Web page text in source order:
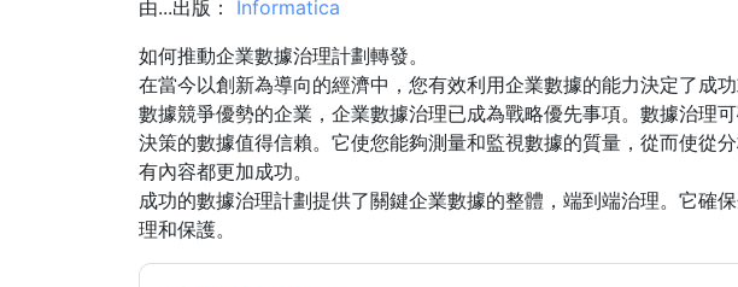
由...出版： Informatica
如何推動企業數據治理計劃轉發。
在當今以創新為導向的經濟中，您有效利用企業數據的能力決定了成
數據競爭優勢的企業，企業數據治理已成為戰略優先事項。數據治理
決策的數據值得信賴。它使您能夠測量和監視數據的質量，從而使從
有內容都更加成功。
成功的數據治理計劃提供了關鍵企業數據的整體，端到端治理。它確
理和保護。